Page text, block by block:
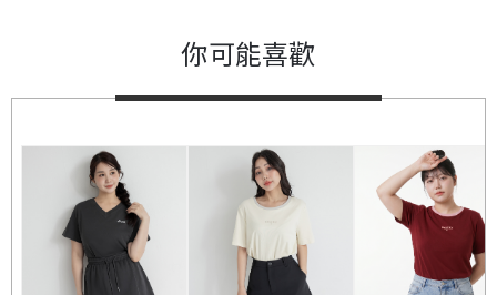
你可能喜歡